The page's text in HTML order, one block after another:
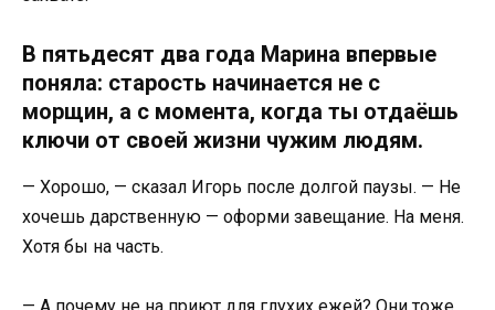
В пятьдесят два года Марина впервые
поняла: старость начинается не с
морщин, а с момента, когда ты отдаёшь
ключи от своей жизни чужим людям.
— Хорошо, — сказал Игорь после долгой паузы. — Не
хочешь дарственную — оформи завещание. На меня.
Хотя бы на часть.